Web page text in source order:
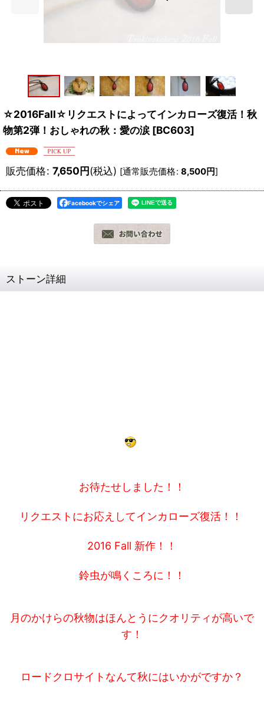
☆2016Fall☆リクエストによってインカローズ復活！秋
物第2弾！おしゃれの秋：愛の涙 [BC603]
販売価格: 7,650円(税込) [通常販売価格: 8,500円]
Facebookでシェア
ストーン詳細
お待たせしました！！
リクエストにお応えしてインカローズ復活！！
2016 Fall 新作！！
鈴虫が鳴くころに！！
月のかけらの秋物はほんとうにクオリティが高いで
す！
ロードクロサイトなんて秋にはいかがですか？